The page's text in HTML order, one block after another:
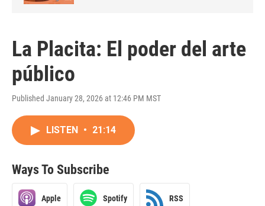
La Placita: El poder del arte
público
Published January 28, 2026 at 12:46 PM MST
LISTEN • 21:14
Ways To Subscribe
Apple Spotify RSS